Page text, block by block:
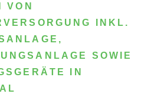
VON
INKL.
SOWIE
IN